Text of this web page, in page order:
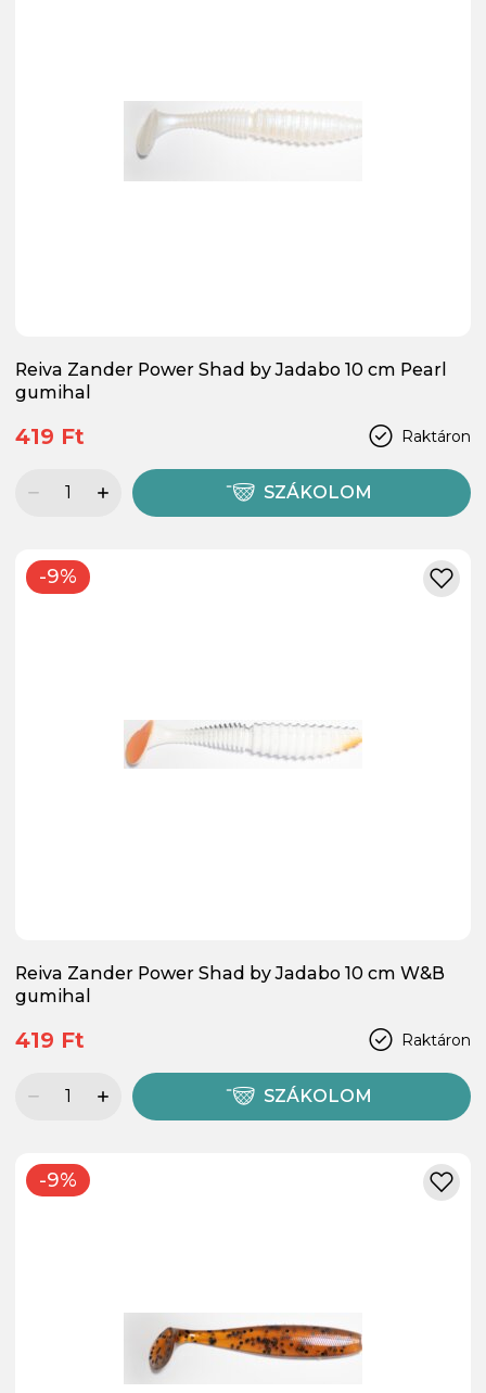
Reiva Zander Power Shad by Jadabo 10 cm Pearl
gumihal
Raktáron
419 Ft
SZÁKOLOM
-9%
Reiva Zander Power Shad by Jadabo 10 cm W&B
gumihal
Raktáron
419 Ft
SZÁKOLOM
-9%